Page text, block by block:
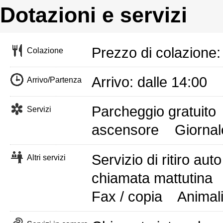
Dotazioni e servizi
Colazione Prezzo di
Arrivo/Partenza Arrivo: dalle 14:00
Servizi
Parcheggio gratuito
ascensore
Altri servizi
Servizio di ritiro auto
chiamata mattutina
Fax / copia